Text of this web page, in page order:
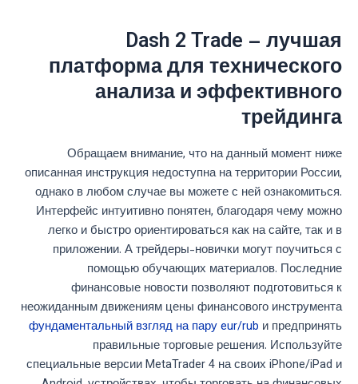
Dash 2 Trade – лучшая
платформа для технического
анализа и эффективного
трейдинга
Обращаем внимание, что на данный момент ниже
описанная инструкция недоступна на территории России,
однако в любом случае вы можете с ней ознакомиться.
Интерфейс интуитивно понятен, благодаря чему можно
легко и быстро ориентироваться как на сайте, так и в
приложении. А трейдеры-новички могут поучиться с
помощью обучающих материалов. Последние
финансовые новости позволяют подготовиться к
неожиданным движениям цены финансового инструмента
фундаментальный взгляд на пару eur/rub и предпринять
правильные торговые решения. Используйте
специальные версии MetaTrader 4 на своих iPhone/iPad и